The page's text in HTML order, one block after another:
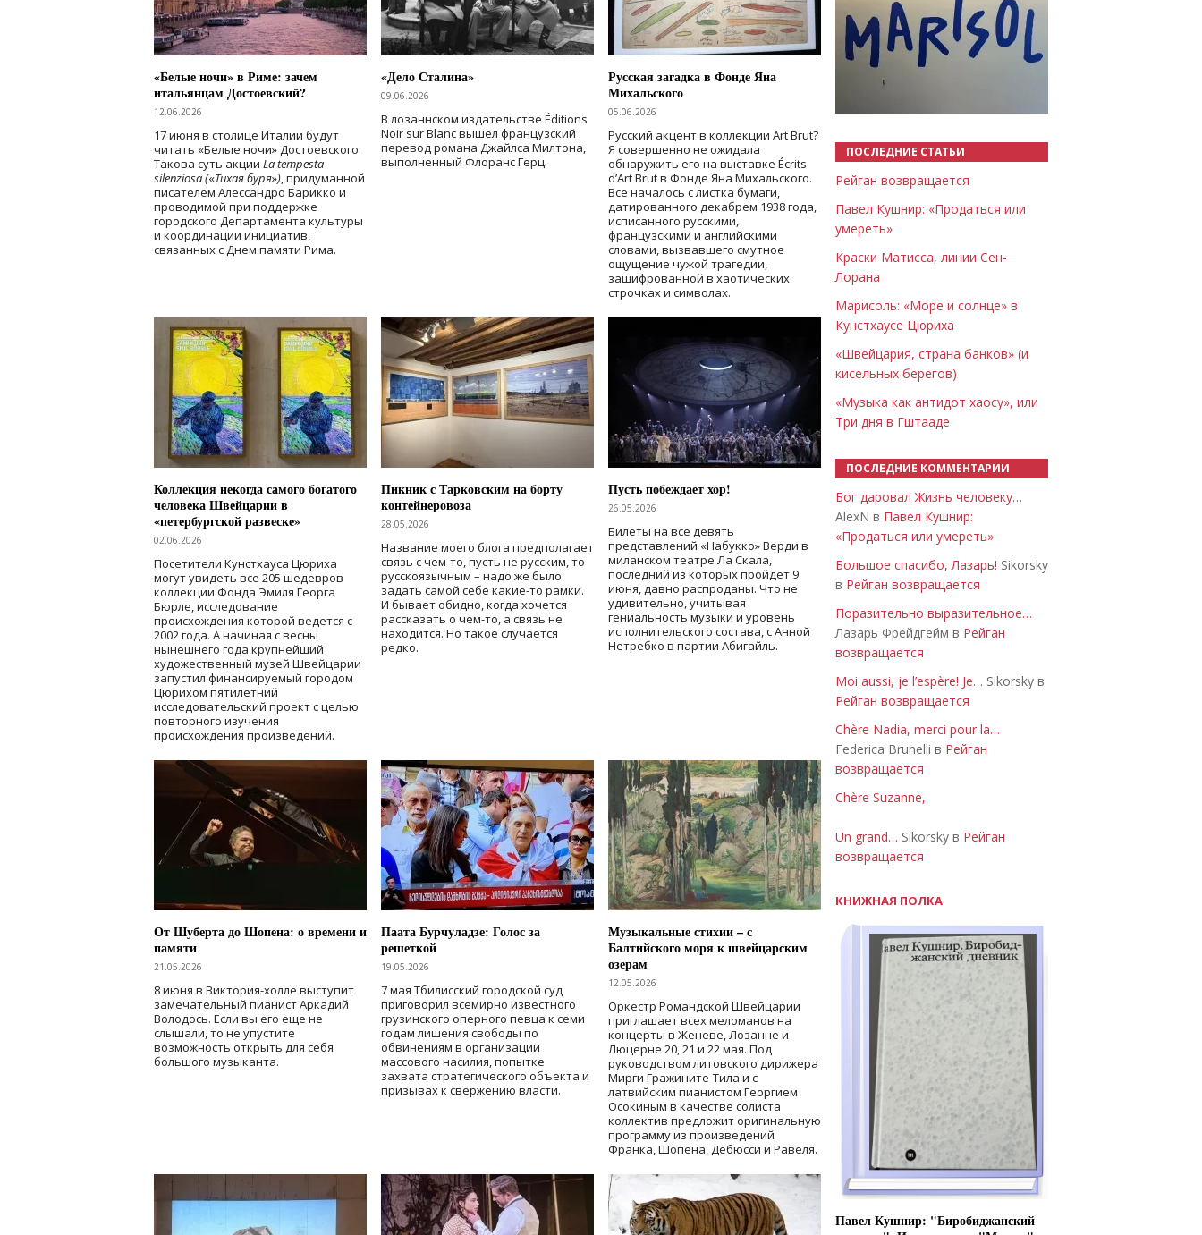
«Белые ночи» в Риме: зачем
итальянцам Достоевский?
12.06.2026
17 июня в столице Италии будут
читать «Белые ночи» Достоевского.
Такова суть акции La tempesta
silenziosa («Тихая буря»), придуманной
писателем Алессандро Барикко и
проводимой при поддержке
городского Департамента культуры
и координации инициатив,
связанных с Днем памяти Рима.
«Дело Сталина»
09.06.2026
В лозаннском издательстве Éditions
Noir sur Blanc вышел французский
перевод романа Джайлса Милтона,
выполненный Флоранс Герц.
Русская загадка в Фонде Яна
Михальского
05.06.2026
Русский акцент в коллекции Art Brut?
Я совершенно не ожидала
обнаружить его на выставке Écrits
d’Art Brut в Фонде Яна Михальского.
Все началось с листка бумаги,
датированного декабрем 1938 года,
исписанного русскими,
французскими и английскими
словами, вызвавшего смутное
ощущение чужой трагедии,
зашифрованной в хаотических
строчках и символах.
Коллекция некогда самого богатого
человека Швейцарии в
«петербургской развеске»
02.06.2026
Посетители Кунстхауса Цюриха
могут увидеть все 205 шедевров
коллекции Фонда Эмиля Георга
Бюрле, исследование
происхождения которой ведется с
2002 года. А начиная с весны
нынешнего года крупнейший
художественный музей Швейцарии
запустил финансируемый городом
Цюрихом пятилетний
исследовательский проект с целью
повторного изучения
происхождения произведений.
Пикник с Тарковским на борту
контейнеровоза
28.05.2026
Название моего блога предполагает
связь с чем-то, пусть не русским, то
русскоязычным – надо же было
задать самой себе какие-то рамки.
И бывает обидно, когда хочется
рассказать о чем-то, а связь не
находится. Но такое случается
редко.
Пусть побеждает хор!
26.05.2026
Билеты на все девять
представлений «Набукко» Верди в
миланском театре Ла Скала,
последний из которых пройдет 9
июня, давно распроданы. Что не
удивительно, учитывая
гениальность музыки и уровень
исполнительского состава, с Анной
Нетребко в партии Абигайль.
От Шуберта до Шопена: о времени и
памяти
21.05.2026
8 июня в Виктория-холле выступит
замечательный пианист Аркадий
Володось. Если вы его еще не
слышали, то не упустите
возможность открыть для себя
большого музыканта.
Паата Бурчуладзе: Голос за
решеткой
19.05.2026
7 мая Тбилисский городской суд
приговорил всемирно известного
грузинского оперного певца к семи
годам лишения свободы по
обвинениям в организации
массового насилия, попытке
захвата стратегического объекта и
призывах к свержению власти.
Музыкальные стихии – с
Балтийского моря к швейцарским
озерам
12.05.2026
Оркестр Романдской Швейцарии
приглашает всех меломанов на
концерты в Женеве, Лозанне и
Люцерне 20, 21 и 22 мая. Под
руководством литовского дирижера
Мирги Гражините-Тила и с
латвийским пианистом Георгием
Осокиным в качестве солиста
коллектив предложит оригинальную
программу из произведений
Франка, Шопена, Дебюсси и Равеля.
ПОСЛЕДНИЕ СТАТЬИ
Рейган возвращается
Павел Кушнир: «Продаться или
умереть»
Краски Матисса, линии Сен-
Лорана
Марисоль: «Море и солнце» в
Кунстхаусе Цюриха
«Швейцария, страна банков» (и
кисельных берегов)
«Музыка как антидот хаосу», или
Три дня в Гштааде
ПОСЛЕДНИЕ КОММЕНТАРИИ
Бог даровал Жизнь человеку…
AlexN в Павел Кушнир:
«Продаться или умереть»
Большое спасибо, Лазарь! Sikorsky
в Рейган возвращается
Поразительно выразительное…
Лазарь Фрейдгейм в Рейган
возвращается
Moi aussi, je l’espère! Je… Sikorsky в
Рейган возвращается
Chère Nadia, merci pour la…
Federica Brunelli в Рейган
возвращается
Chère Suzanne,
Un grand… Sikorsky в Рейган
возвращается
КНИЖНАЯ ПОЛКА
Павел Кушнир: "Биробиджанский